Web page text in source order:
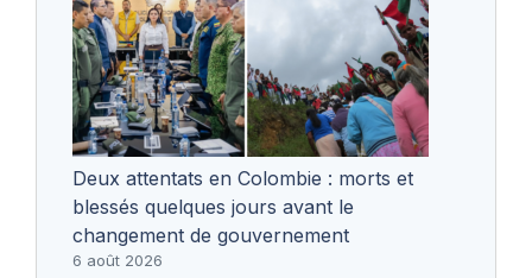
Deux attentats en Colombie : morts et
blessés quelques jours avant le
changement de gouvernement
6 août 2026